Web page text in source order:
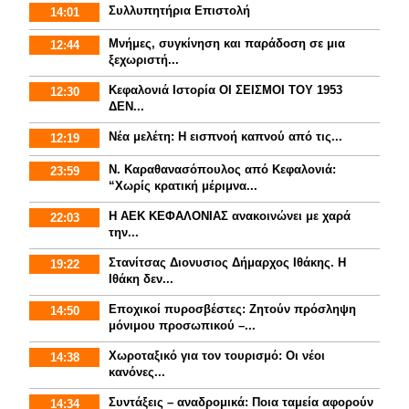
14:01 Συλλυπητήρια Επιστολή
12:44
Μνήμες, συγκίνηση και παράδοση σε μια
ξεχωριστή...
12:30
Κεφαλονιά Ιστορία ΟΙ ΣΕΙΣΜΟΙ ΤΟΥ 1953
ΔΕΝ...
12:19 Νέα μελέτη: Η εισπνοή καπνού από τις...
23:59
Ν. Καραθανασόπουλος από Κεφαλονιά:
“Χωρίς κρατική μέριμνα...
22:03
Η ΑΕΚ ΚΕΦΑΛΟΝΙΑΣ ανακοινώνει με χαρά
την...
19:22
Στανίτσας Διονυσιος Δήμαρχος Ιθάκης. Η
Ιθάκη δεν...
14:50
Εποχικοί πυροσβέστες: Ζητούν πρόσληψη
μόνιμου προσωπικού –...
14:38
Χωροταξικό για τον τουρισμό: Οι νέοι
κανόνες...
14:34
Συντάξεις – αναδρομικά: Ποια ταμεία αφορούν